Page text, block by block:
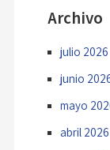
Archivo
julio 2026
junio
mayo
abril 2026